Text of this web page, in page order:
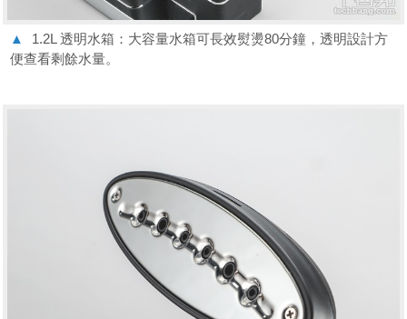
▲
1.2L 透明水箱：大容量水箱可長效熨燙80分鐘，透明設計方
便查看剩餘水量。